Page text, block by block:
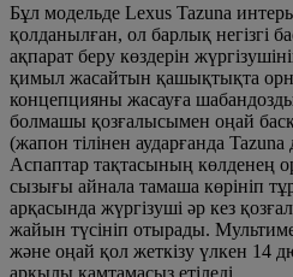
Бұл модельде Lexus Tazuna
қолданылған, ол барлық негізгі
ақпарат беру көздерін
қимыл жасайтын қашықтықта
концепцияны жасауға
болмашы қозғалысымен оңай
(жапон тілінен аударғанда Tazuna
Аспаптар тақтасының көлденең
сызығы айнала тамаша көрініп
арқасында жүргізуші әр кез
жайын түсініп отырады.
және оңай қол жеткізу үлкен 14
арқылы қамтамасыз етіледі.